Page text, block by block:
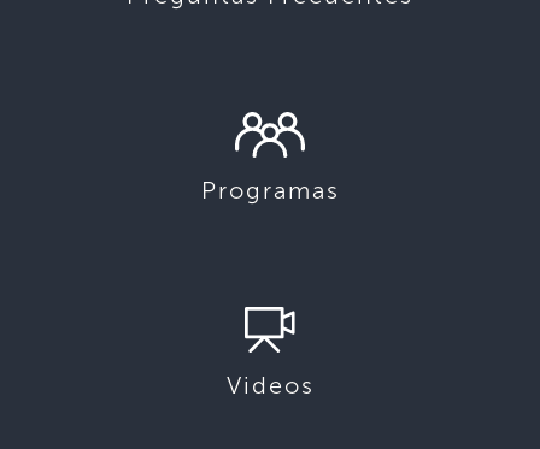
Programas
Videos